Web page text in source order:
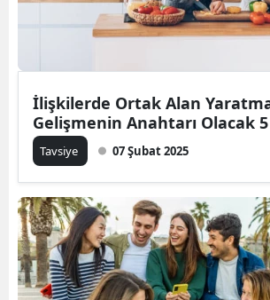
İlişkilerde Ortak Alan
Gelişmenin Anahtarı Olacak
Tavsiye 07 Şubat 2025